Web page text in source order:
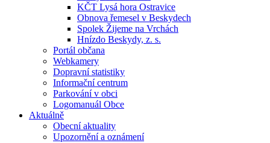
KČT Lysá hora Ostravice
Obnova řemesel v Beskydech
Spolek Žijeme na Vrchách
Hnízdo Beskydy, z. s.
Portál občana
Webkamery
Dopravní statistiky
Informační centrum
Parkování v obci
Logomanuál Obce
Aktuálně
Obecní aktuality
Upozornění a oznámení